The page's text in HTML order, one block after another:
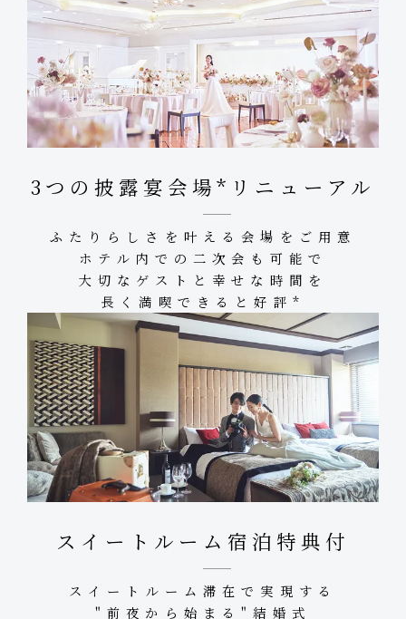
3つの披露宴会場*リニューアル
ふたりらしさを叶える会場をご用意
ホテル内での二次会も可能で
大切なゲストと幸せな時間を
長く満喫できると好評*
スイートルーム宿泊特典付
スイートルーム滞在で実現する
"前夜から始まる"結婚式